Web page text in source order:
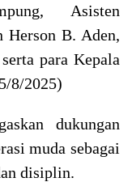
Asisten
Herson B. Aden,
para Kepala
8/2025)
dukungan
muda sebagai
disiplin.